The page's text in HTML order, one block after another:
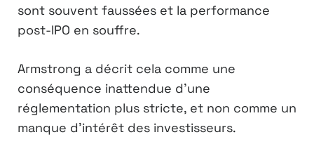
sont souvent faussées et la performance
post-IPO en souffre.
Armstrong a décrit cela comme une
conséquence inattendue d’une
réglementation plus stricte, et non comme un
manque d’intérêt des investisseurs.